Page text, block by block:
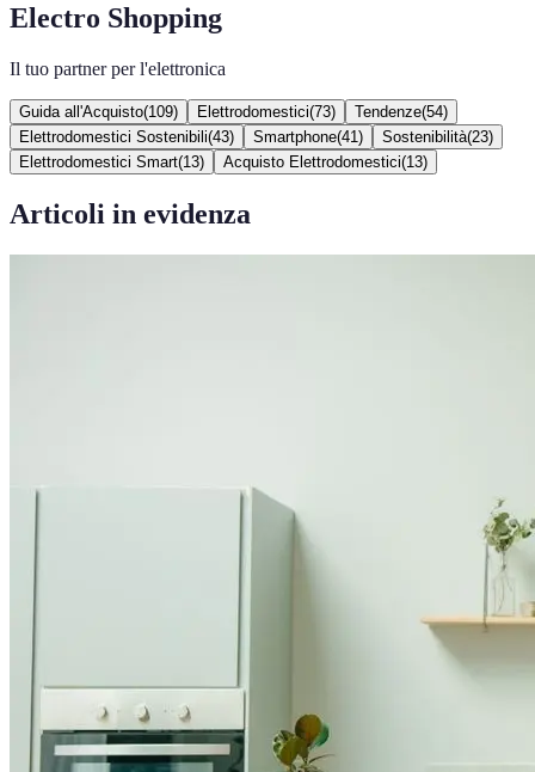
Electro Shopping
Il tuo partner per l'elettronica
Guida all'Acquisto(109) Elettrodomestici(73) Tendenze(54)
Elettrodomestici Sostenibili(43) Smartphone(41 ) Sostenibilità(23)
Elettrodomestici Smart(13) Acquisto Elettrodomestici(13)
Articoli in evidenza